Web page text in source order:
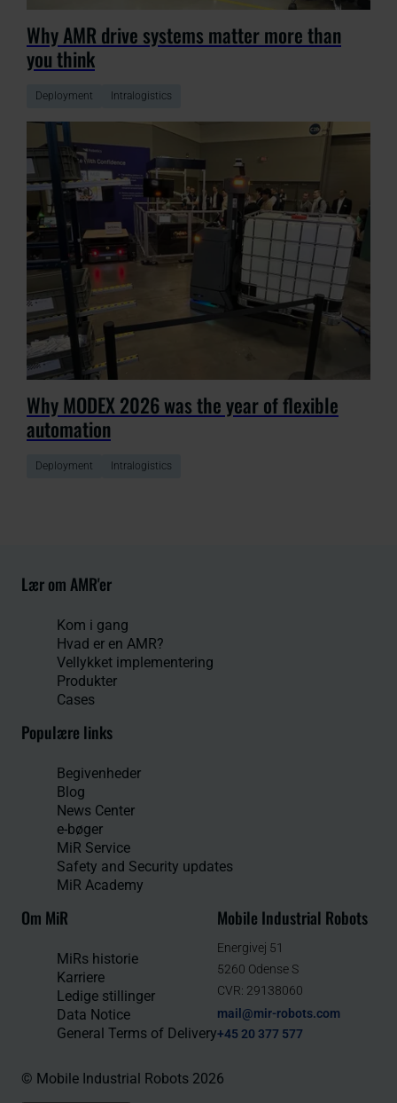
Why AMR drive systems matter more than
you think
Deployment Intralogistics
Why MODEX 2026 was the year of flexible
automation
Deployment Intralogistics
Lær om AMR'er
Kom i gang
Hvad er en AMR?
Vellykket implementering
Produkter
Cases
Populære links
Begivenheder
Blog
News Center
e-bøger
MiR Service
Safety and Security updates
MiR Academy
Om MiR
MiRs historie
Karriere
Ledige stillinger
Data Notice
General Terms of Delivery
Mobile Industrial Robots
Energivej 51
5260 Odense S
CVR: 29138060
mail@mir-robots.com
+45 20 377 577
© Mobile Industrial Robots 2026